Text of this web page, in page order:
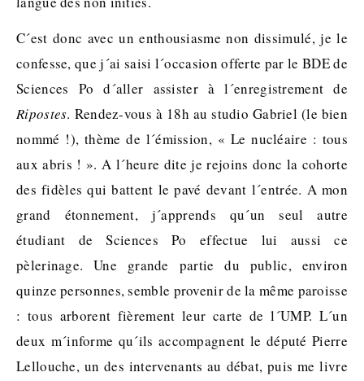
C´est donc avec un enthousiasme non dissimulé, je le
confesse, que j´ai saisi l´occasion offerte par le BDE de
Sciences Po d´aller assister à l´enregistrement de
Ripostes. Rendez-vous à 18h au studio Gabriel (le bien
nommé !), thème de l´émission, « Le nucléaire : tous
aux abris ! ». A l´heure dite je rejoins donc la cohorte
des fidèles qui battent le pavé devant l´entrée. A mon
grand étonnement, j´apprends qu´un seul autre
étudiant de Sciences Po effectue lui aussi ce
pèlerinage. Une grande partie du public, environ
quinze personnes, semble provenir de la même paroisse
: tous arborent fièrement leur carte de l´UMP. L´un
deux m´informe qu´ils accompagnent le député Pierre
Lellouche, un des intervenants au débat, puis me livre